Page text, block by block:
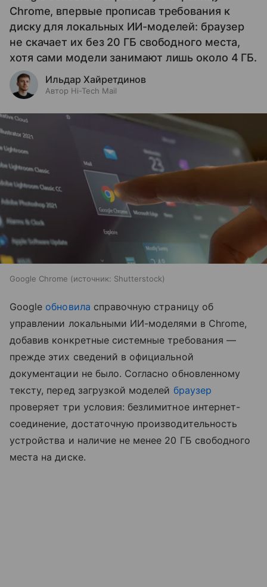
Chrome, впервые прописав требования к
диску для локальных ИИ-моделей: браузер
не скачает их без 20 ГБ свободного места,
хотя сами модели занимают лишь около 4 ГБ.
Ильдар Хайретдинов
Автор Hi-Tech Mail
Google Chrome источник: Shutterstock
Google обновила справочную страницу об
управлении локальными ИИ-моделями в Chrome,
добавив конкретные системные требования —
прежде этих сведений в официальной
документации не было. Согласно обновленному
тексту, перед загрузкой моделей браузер
проверяет три условия: безлимитное интернет-
соединение, достаточную производительность
устройства и наличие не менее 20 ГБ свободного
места на диске.